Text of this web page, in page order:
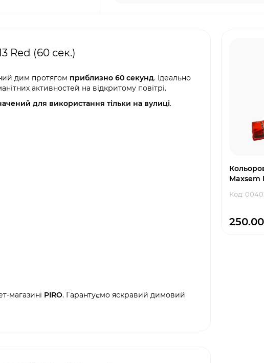
(60 сек.)
дим протягом приблизно 60 секунд. Ідеально
активностей на відкритому повітрі.
для використання тільки на вулиці.
магазині PIRO. Гарантуємо яскравий димовий
Maxsem
Код: